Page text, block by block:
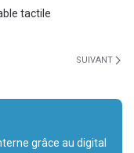
tactile
SUIVANT
grâce au digital